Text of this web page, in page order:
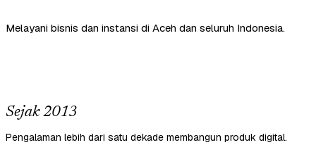
Melayani bisnis dan instansi di Aceh dan seluruh Indonesia.
Sejak 2013
Pengalaman lebih dari satu dekade membangun produk digital.